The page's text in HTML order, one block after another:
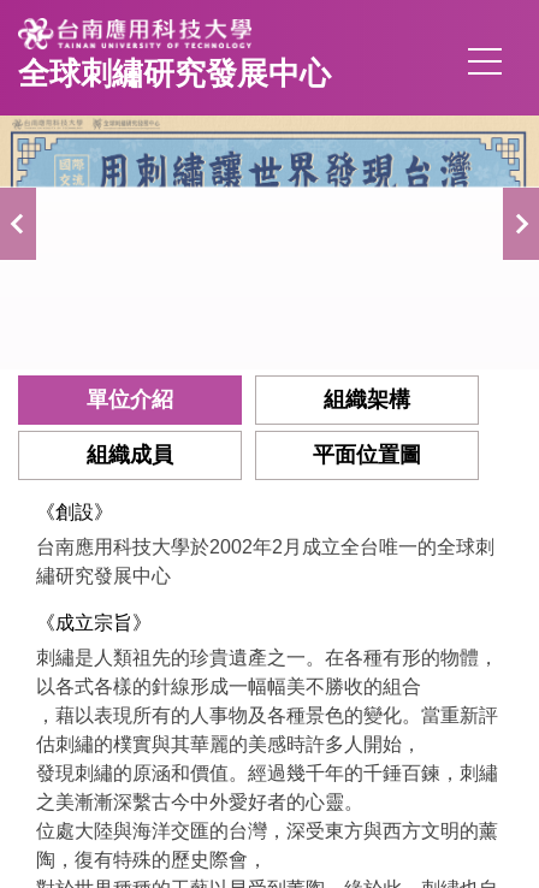
跳
到
主
內
容
區
全球刺繡研究發展中心
單位介紹 組織架構
組織成員 平面位置圖
《創設》
台南應用科技大學於2002年2月成立全台唯一的全球刺
繡研究發展中心
《成立宗旨》
刺繡是人類祖先的珍貴遺產之一。在各種有形的物體，
以各式各樣的針線形成一幅幅美不勝收的組合
，藉以表現所有的人事物及各種景色的變化。當重新評
估刺繡的樸實與其華麗的美感時許多人開始，
發現刺繡的原涵和價值。經過幾千年的千錘百鍊，刺繡
之美漸漸深繫古今中外愛好者的心靈。
位處大陸與海洋交匯的台灣，深受東方與西方文明的薰
陶，復有特殊的歷史際會，